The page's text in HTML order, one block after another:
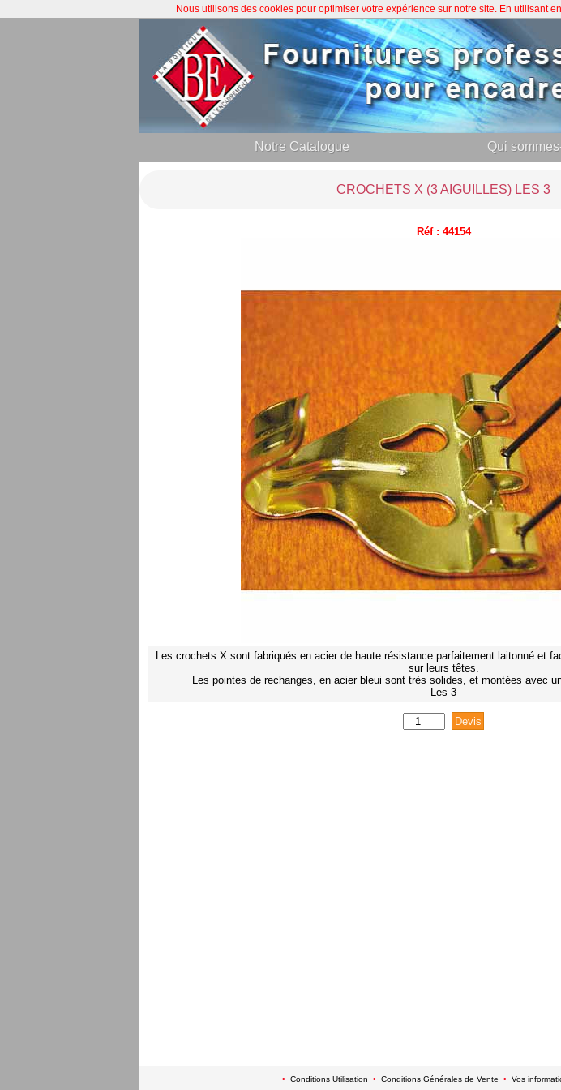
Notre Catalogue Qui
CROCHETS X (3 AIGUILLES) LES 3
Réf : 44154
Les crochets X sont fabriqués en acier de haute résistance parfaitement laitonné et
sur leurs têtes.
Les pointes de rechanges, en acier bleui sont très solides, et montées avec
Les 3
• Conditions Utilisation • Conditions Générales de Vente • Vos
Nous utilisons des cookies pour optimiser votre expérience sur notre site. En utilisant